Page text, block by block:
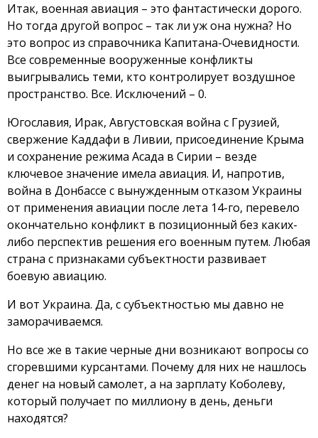
Итак, военная авиация – это фантастически дорого.
Но тогда другой вопрос – так ли уж она нужна? Но
это вопрос из справочника Капитана-Очевидности.
Все современные вооруженные конфликты
выигрывались теми, кто контролирует воздушное
пространство. Все. Исключений – 0.
Югославия, Ирак, Августовская война с Грузией,
свержение Каддафи в Ливии, присоединение Крыма
и сохранение режима Асада в Сирии – везде
ключевое значение имела авиация. И, напротив,
война в Донбассе с вынужденным отказом Украины
от применения авиации после лета 14-го, перевело
окончательно конфликт в позиционный без каких-
либо перспектив решения его военным путем. Любая
страна с признаками субъектности развивает
боевую авиацию.
И вот Украина. Да, с субъектностью мы давно не
заморачиваемся.
Но все же в такие черные дни возникают вопросы со
сгоревшими курсантами. Почему для них не нашлось
денег на новый самолет, а на зарплату Коболеву,
который получает по миллиону в день, деньги
находятся?